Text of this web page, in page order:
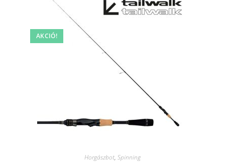
AKCIÓ!
Horgászbot, Spinning